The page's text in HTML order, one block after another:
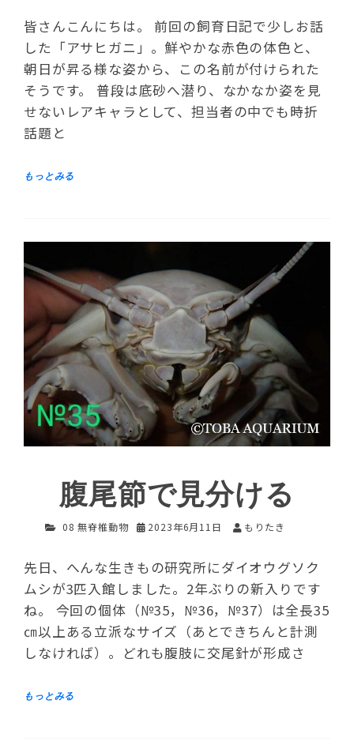
皆さんこんにちは。 前回の飼育日記で少しお話
した「アサヒガニ」。鮮やかな赤色の体色と、
朝日が昇る様な姿から、この名前が付けられた
そうです。 普段は底砂へ潜り、なかなか姿を見
せないレアキャラとして、担当者の中でも時折
話題と
腹尾節で見分ける
08 無脊椎動物 2023年6月11日 もりたき
先日、へんな生きもの研究所にダイオウグソク
ムシが3匹入館しました。2年ぶりの新入りです
ね。 今回の個体（№35，№36，№37）は全長35
㎝以上ある立派なサイズ（あとできちんと計測
しなければ）。どれも腹肢に交尾針が形成さ